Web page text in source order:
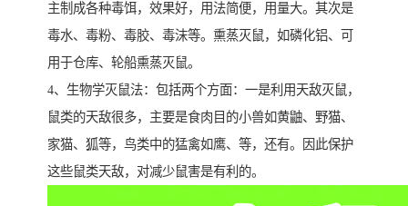
主制成各种毒饵，效果好，用法简便，用量大。其次是
毒水、毒粉、毒胶、毒沫等。熏蒸灭鼠，如磷化铝、可
用于仓库、轮船熏蒸灭鼠。
4、生物学灭鼠法：包括两个方面：一是利用天敌灭鼠，
鼠类的天敌很多，主要是食肉目的小兽如黄鼬、野猫、
家猫、狐等，鸟类中的猛禽如鹰、等，还有。因此保护
这些鼠类天敌，对减少鼠害是有利的。